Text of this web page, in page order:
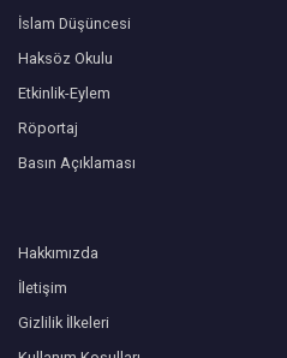
İslam Düşüncesi
Haksöz Okulu
Etkinlik-Eylem
Röportaj
Basın Açıklaması
Hakkımızda
İletişim
Gizlilik İlkeleri